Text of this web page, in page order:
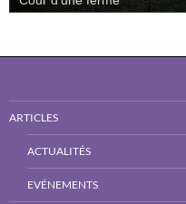
ARTICLES
ACTUALITÉS
EVÉNEMENTS